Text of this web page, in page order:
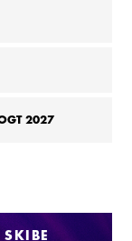
2027
SKIBE